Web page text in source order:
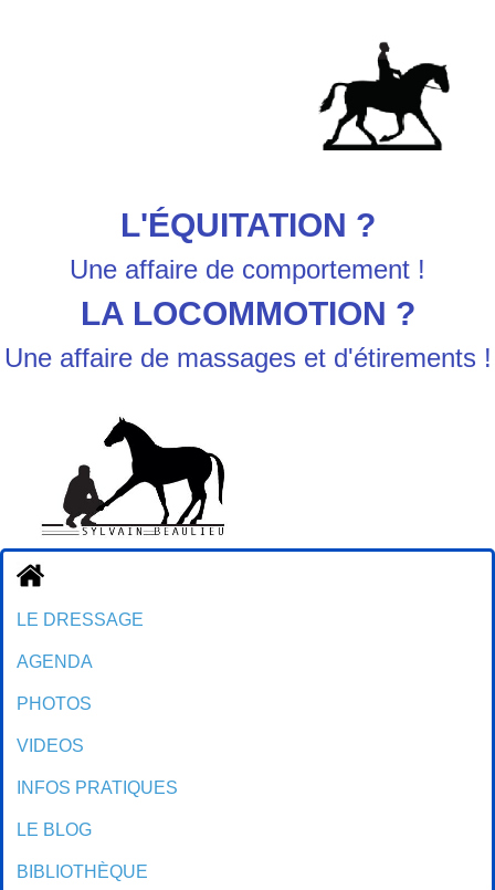
L'ÉQUITATION ?
Une affaire de comportement !
LA LOCOMMOTION ?
Une affaire de massages et d'étirements !
Accueil
LE DRESSAGE
AGENDA
PHOTOS
VIDEOS
INFOS PRATIQUES
LE BLOG
BIBLIOTHÈQUE